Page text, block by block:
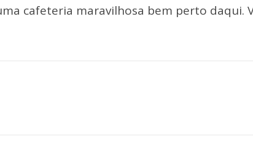
cafeteria maravilhosa bem perto daqui.